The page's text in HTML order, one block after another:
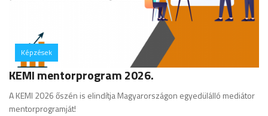
Képzések
hozzászólás
KEMI mentorprogram 2026.
A KEMI 2026 őszén is elindítja Magyarországon egyedülálló mediátor
mentorprogramját!